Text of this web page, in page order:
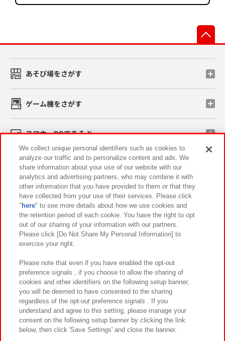
あそび場をさがす
ゲーム機をさがす
スマホ・PCであそぶ
イベント・キャンペーン
関連会社 サステナビリティ サイトポリシー
プライバシーポリシー ウェブアクセシビリティ方針と検証結果
お取引先さまとともに
カスタマーハラスメント対応方針 よくあるご質問・お問い合わせ
©Bandai Namco Amusement Inc.
We collect unique personal identifiers such as cookies to
analyze our traffic and to personalize content and ads. We
share information about your use of our website with our
analytics and advertising partners, who may combine it with
other information that you have provided to them or that they
have collected from your use of their services. Please click
" here" to see more details about how we use cookies and
the retention period of each cookie. You have the right to opt
out of our sharing of your information with our partners.
Please click [Do Not Share My Personal Information] to
exercise your right.
Please note that even if you have enabled the opt-out
preference signals , if you choose to allow the sharing of
cookies and other identifiers on the following setup banner,
you will be deemed to have consented to the sharing
regardless of the opt-out preference signals . If you
understand and agree to this setting, please manage your
consent on the following setup banner by clicking the link
below, then click 'Save Settings' and close the banner.